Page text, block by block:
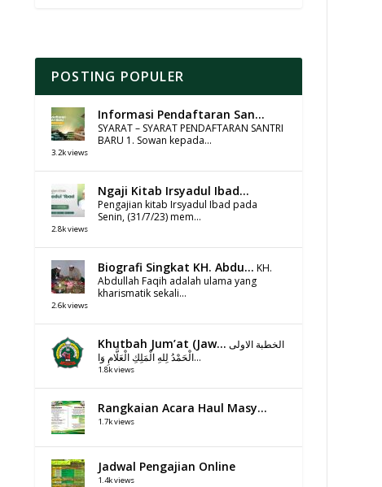
POSTING POPULER
Informasi Pendaftaran San...
SYARAT – SYARAT PENDAFTARAN SANTRI
BARU 1. Sowan kepada...
3.2k views
Ngaji Kitab Irsyadul Ibad...
Pengajian kitab Irsyadul Ibad pada
Senin, (31/7/23) mem...
2.8k views
Biografi Singkat KH. Abdu... KH.
Abdullah Faqih adalah ulama yang
kharismatik sekali...
2.6k views
Khutbah Jum’at (Jaw... الخطبة الاولى
الْحَمْدُ لِلهِ الْمَلِكِ الْعَلَّامِ وَا...
1.8k views
Rangkaian Acara Haul Masy...
1.7k views
Jadwal Pengajian Online
1.4k views